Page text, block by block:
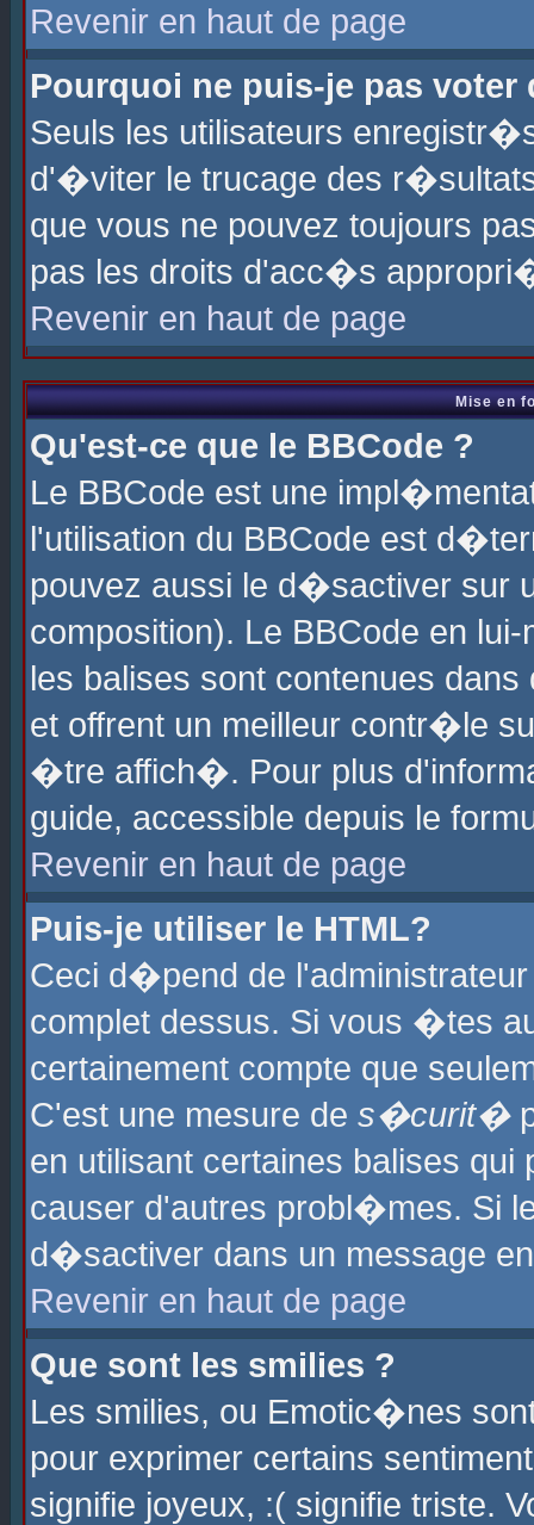
Revenir en haut de page
Pourquoi ne puis-je pas voter
Seuls les utilisateurs
d'�viter le trucage des
que vous ne pouvez toujours
pas les droits d'acc�s
Revenir en haut de page
Mise en
Qu'est-ce que le BBCode ?
Le BBCode est une
l'utilisation du BBCode est
pouvez aussi le d�sactiver sur
composition). Le BBCode en
les balises sont contenues
et offrent un meilleur contr�le
�tre affich�. Pour plus
guide, accessible depuis le
Revenir en haut de page
Puis-je utiliser le HTML?
Ceci d�pend de
complet dessus. Si vous �tes
certainement compte que
C'est une mesure de s�curit�
en utilisant certaines balises
causer d'autres probl�mes. Si
d�sactiver dans un message
Revenir en haut de page
Que sont les smilies ?
Les smilies, ou Emotic�nes
pour exprimer certains
signifie joyeux, :( signifie triste.